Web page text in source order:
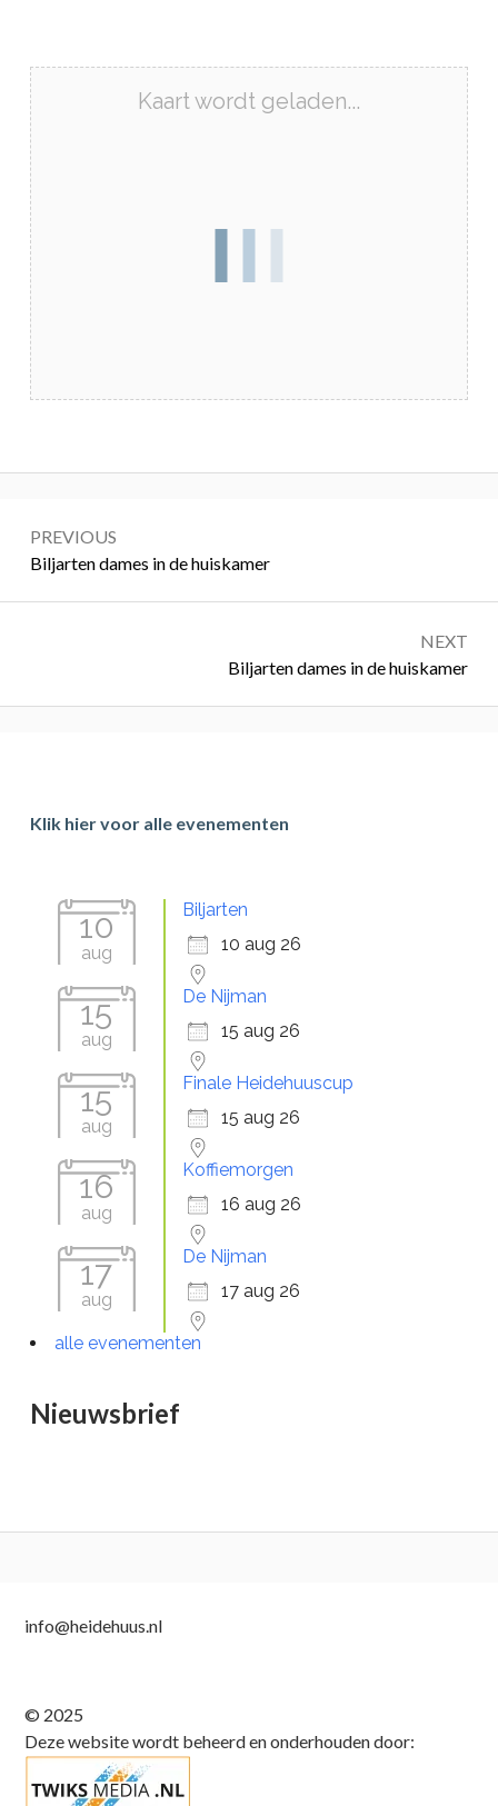
Kaart wordt geladen...
navigatie
PREVIOUS
Previous:
Biljarten dames in de huiskamer
NEXT
Next:
Biljarten dames in de huiskamer
Sidebar
Klik hier voor alle evenementen
10
aug
Biljarten
10 aug 26
15
aug
De Nijman
15 aug 26
15
aug
Finale Heidehuuscup
15 aug 26
16
aug
Koffiemorgen
16 aug 26
17
aug
De Nijman
17 aug 26
alle evenementen
Nieuwsbrief
Subsidiary
info@heidehuus.nl
© 2025
Deze website wordt beheerd en onderhouden door: